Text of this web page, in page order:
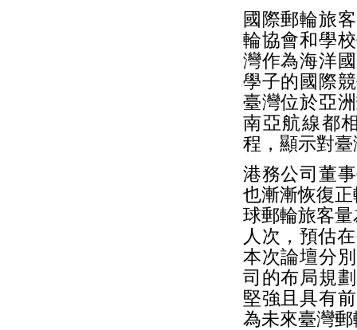
國際郵輪旅
輪協會和學
灣作為海洋
學子的國際
臺灣位於亞
南亞航線都
程，顯示對
港務公司董
也漸漸恢復
球郵輪旅客
人次，預估
本次論壇分
司的布局規
堅強且具有
為未來臺灣